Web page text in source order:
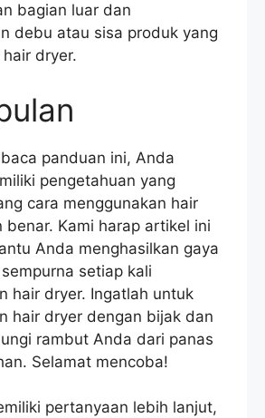
bagian luar dan
debu atau sisa produk yang
dryer.
panduan ini, Anda
pengetahuan yang
cara menggunakan hair
benar. Kami harap artikel ini
Anda menghasilkan gaya
setiap kali
hair dryer. Ingatlah untuk
hair dryer dengan bijak dan
rambut Anda dari panas
Selamat mencoba!
pertanyaan lebih lanjut,